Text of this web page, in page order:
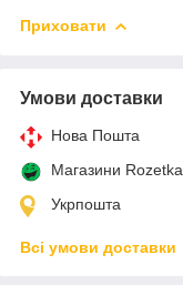
Приховати
Умови доставки
Нова Пошта
Магазини Rozetka
Укрпошта
Всі умови доставки